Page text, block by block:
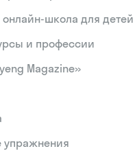
школа для
и профессии
Magazine»
упражнения